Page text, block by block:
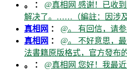
。 ： @真相网 感谢！已收
解决了。……（編註：因涉
真相网 ： @。 有回信，请参
真相网 ： @。 不好意思，
法書籍原版格式，官方發布
。 ： @真相网 您好！我最